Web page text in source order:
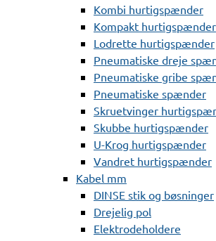
Kombi hurtigspænder
Kompakt hurtigspænder
Lodrette hurtigspænder
Pneumatiske dreje
Pneumatiske gribe
Pneumatiske spænder
Skruetvinger
Skubbe hurtigspænder
U-Krog hurtigspænder
Vandret hurtigspænder
Kabel mm
DINSE stik og bøsninger
Drejelig pol
Elektrodeholdere